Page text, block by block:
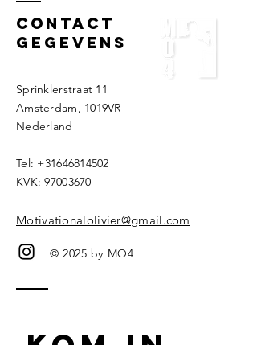
Contact
gegevens
Sprinklerstraat 11
Amsterdam, 1019VR
Nederland ​​
Tel: +31646814502
KVK:97003670
Motivationalolivier@gmail.com
© 2025 by MO4